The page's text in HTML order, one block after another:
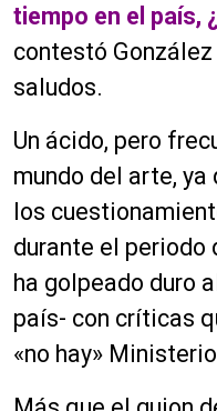
tiempo en el país,
contestó
saludos.
Un ácido, pero
mundo del arte,
los
durante el periodo
ha golpeado duro
país- con críticas
«no hay»